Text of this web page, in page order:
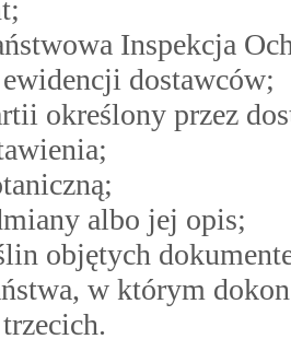
Inspekcja
dostawców;
określony przez
albo jej opis;
objętych
w którym